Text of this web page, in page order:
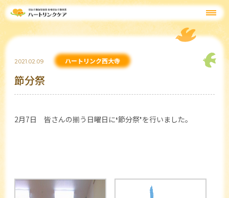
2021.02.09 ハートリンク西大寺
節分祭
2月7日 皆さんの揃う日曜日に❛節分祭❜を行いました。